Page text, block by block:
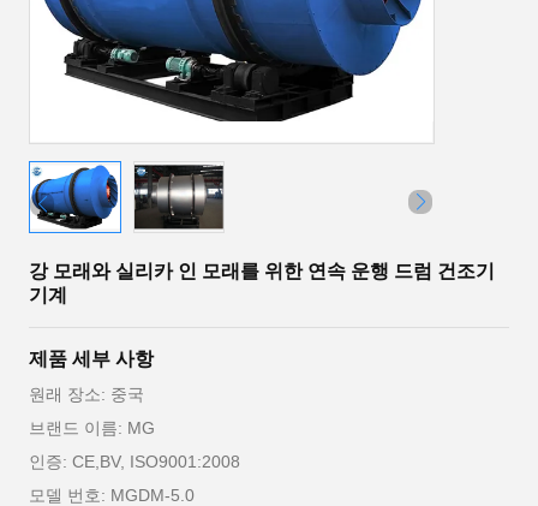
강 모래와 실리카 인 모래를 위한 연속 운행 드럼 건조기
기계
제품 세부 사항
원래 장소: 중국
브랜드 이름: MG
인증: CE,BV, ISO9001:2008
모델 번호: MGDM-5.0